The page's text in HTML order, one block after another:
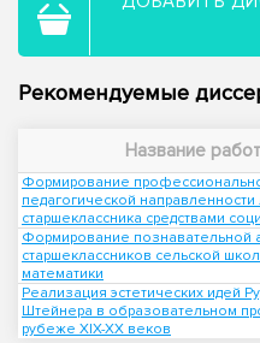
Рекомендуемые
Название
Формирование
педагогической направленности
старшеклассника средствами
Формирование познавательной
старшеклассников сельской
математики
Реализация эстетических идей
Штейнера в образовательном
рубеже XIX-XX веков